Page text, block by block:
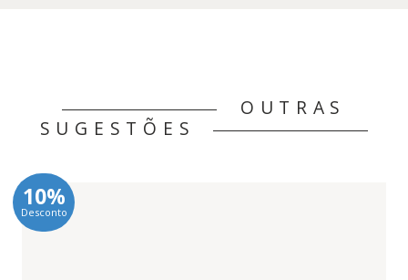
OUTRAS
SUGESTÕES
10%
Desconto